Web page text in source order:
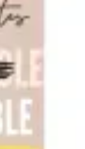
Formation sur
du Training